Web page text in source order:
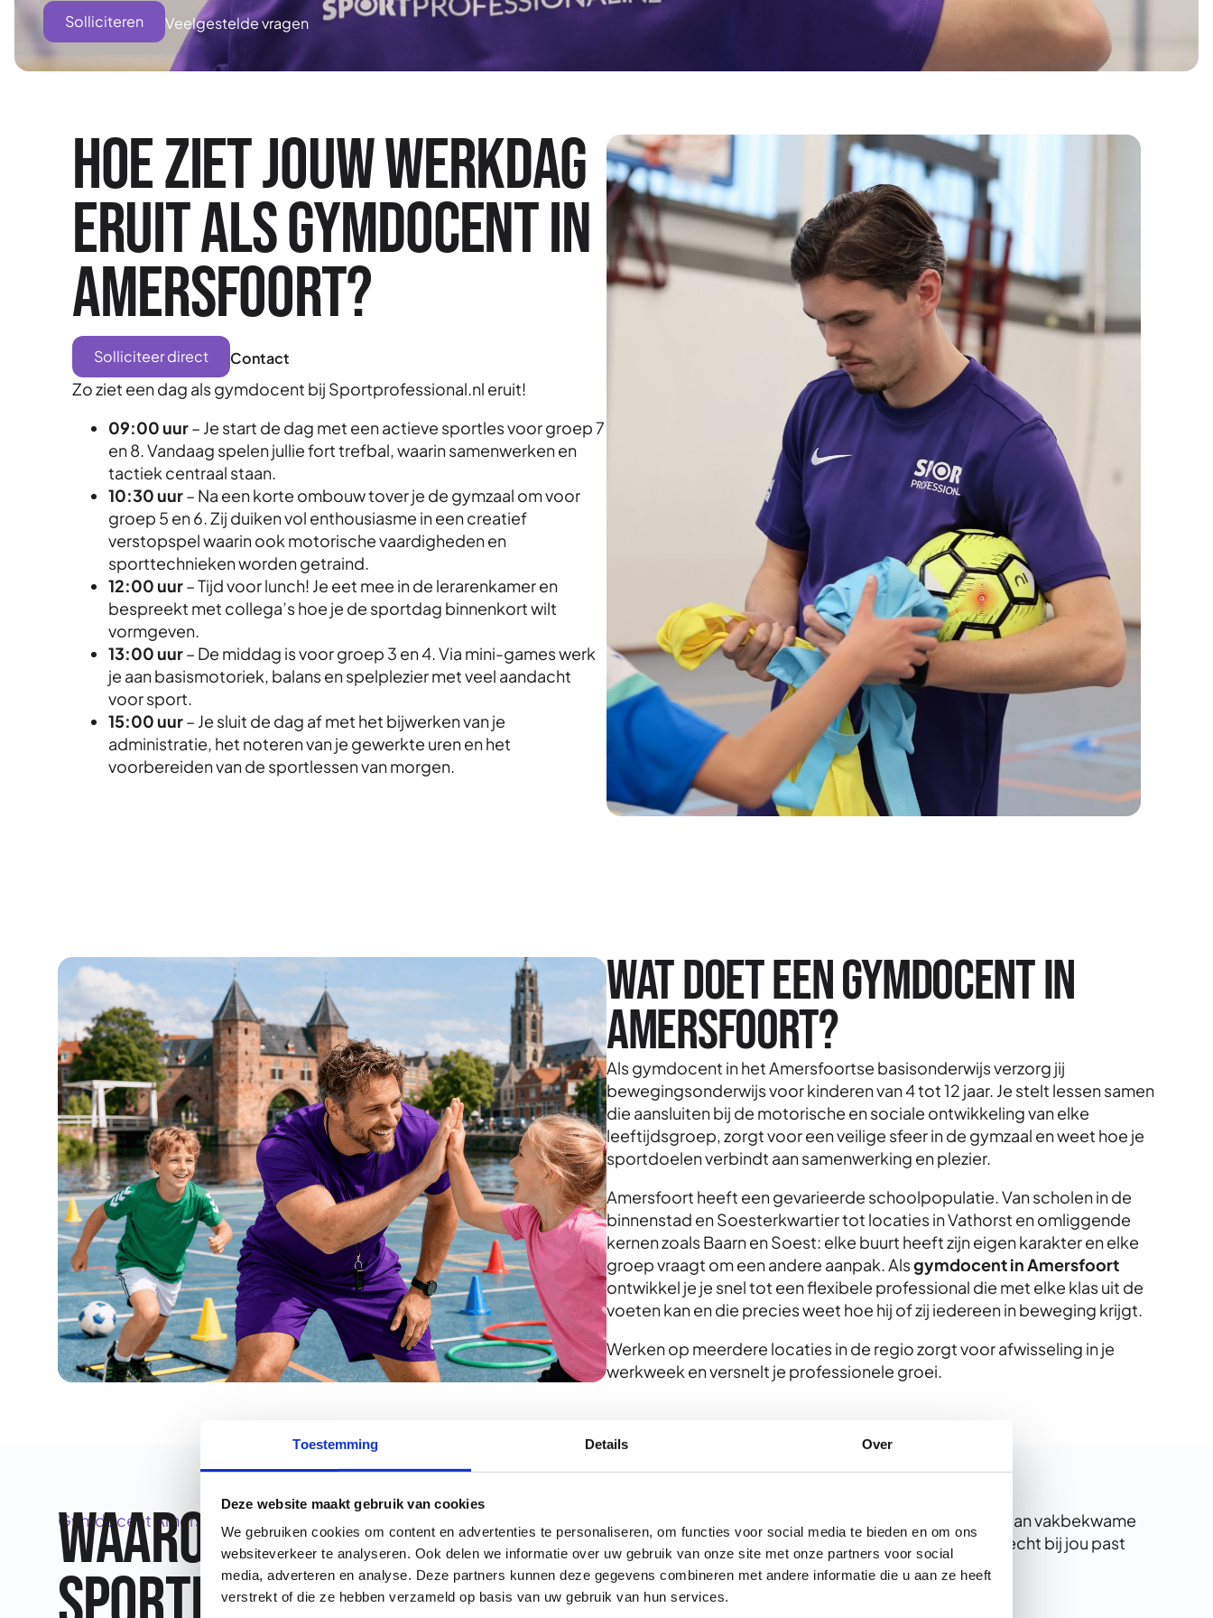
Toestemming Details Over
Deze website maakt gebruik van cookies
We gebruiken cookies om content en advertenties te personaliseren, om functies voor social media te bieden en om ons
websiteverkeer te analyseren. Ook delen we informatie over uw gebruik van onze site met onze partners voor social
media, adverteren en analyse. Deze partners kunnen deze gegevens combineren met andere informatie die u aan ze heeft
verstrekt of die ze hebben verzameld op basis van uw gebruik van hun services.
Solliciteren Veelgestelde vragen
Hoe ziet jouw werkdag
eruit als gymdocent in
Amersfoort?
Solliciteer direct Contact
Zo ziet een dag als gymdocent bij Sportprofessional.nl eruit!
09:00 uur– Je start de dag met een actieve sportles voor groep 7
en 8. Vandaag spelen jullie fort trefbal, waarin samenwerken en
tactiek centraal staan.
10:30 uur– Na een korte ombouw tover je de gymzaal om voor
groep 5 en 6. Zij duiken vol enthousiasme in een creatief
verstopspel waarin ook motorische vaardigheden en
sporttechnieken worden getraind.
12:00 uur– Tijd voor lunch! Je eet mee in de lerarenkamer en
bespreekt met collega’s hoe je de sportdag binnenkort wilt
vormgeven.
13:00 uur– De middag is voor groep 3 en 4. Via mini-games werk
je aan basismotoriek, balans en spelplezier met veel aandacht
voor sport.
15:00 uur– Je sluit de dag af met het bijwerken van je
administratie, het noteren van je gewerkte uren en het
voorbereiden van de sportlessen van morgen.
Wat doet een gymdocent in
Amersfoort?
Als gymdocent in het Amersfoortse basisonderwijs verzorg jij
bewegingsonderwijs voor kinderen van 4 tot 12 jaar. Je stelt lessen samen
die aansluiten bij de motorische en sociale ontwikkeling van elke
leeftijdsgroep, zorgt voor een veilige sfeer in de gymzaal en weet hoe je
sportdoelen verbindt aan samenwerking en plezier.
Amersfoort heeft een gevarieerde schoolpopulatie. Van scholen in de
binnenstad en Soesterkwartier tot locaties in Vathorst en omliggende
kernen zoals Baarn en Soest: elke buurt heeft zijn eigen karakter en elke
groep vraagt om een andere aanpak. Alsgymdocent in Amersfoort
ontwikkel je je snel tot een flexibele professional die met elke klas uit de
voeten kan en die precies weet hoe hij of zij iedereen in beweging krijgt.
Werken op meerdere locaties in de regio zorgt voor afwisseling in je
werkweek en versnelt je professionele groei.
Gymdocent Amersfoort
Waarom kiezen voor
Amersfoort en de regio eromheen hebben behoefte aan vakbekwame
gymdocenten. De vraag is er maar een werkweek die echt bij jou past
komt niet vanzelf tot stand.
Bij Sportprofessional beginnen we met wat jij wil.